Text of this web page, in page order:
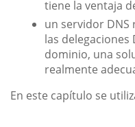
tiene la ventaja
un servidor DNS
las delegaciones
dominio, una
realmente
En este capítulo se